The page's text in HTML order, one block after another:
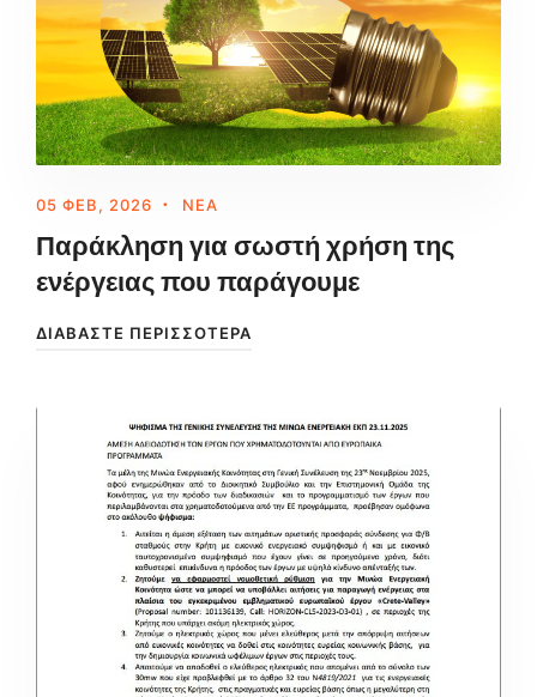
05 ΦΕΒ, 2026 ΝΈΑ
Παράκληση για σωστή χρήση της
ενέργειας που παράγουμε
ΔΙΑΒΆΣΤΕ ΠΕΡΙΣΣΌΤΕΡΑ